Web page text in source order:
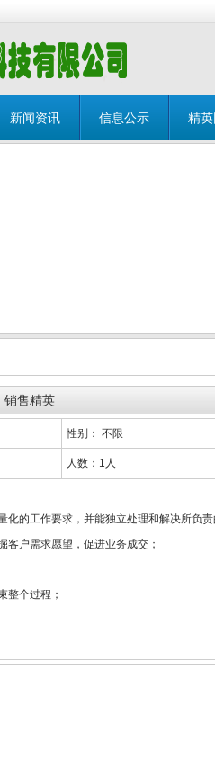
新闻资讯 信息公示 精
销售精英
性别： 不限
人数：1人
化的工作要求，并能独立处理和解决所负
客户需求愿望，促进业务成交；
整个过程；